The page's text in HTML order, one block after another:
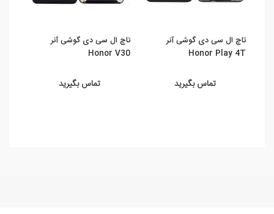
تاچ ال سی دی گوشی آنر
Honor Play 4T
تماس بگیرید
تاچ ال سی دی گوشی آنر
Honor V30
تماس بگیرید